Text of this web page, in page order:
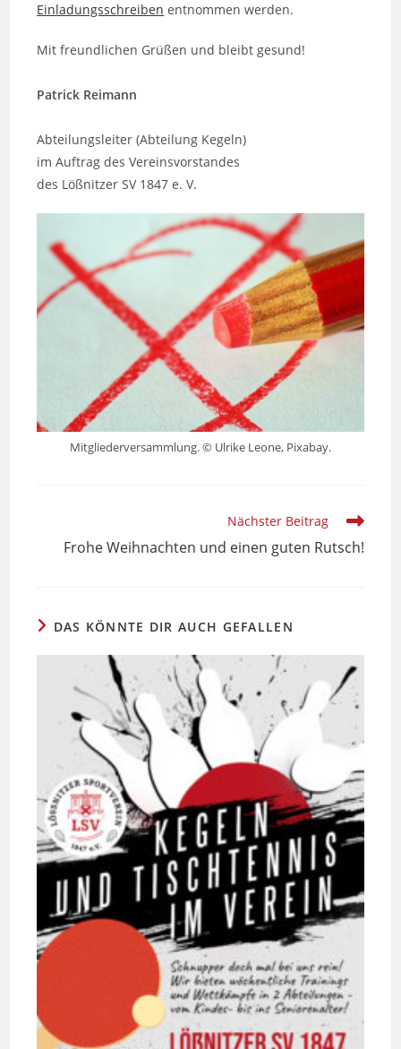
Einladungsschreiben entnommen werden.
Mit freundlichen Grüßen und bleibt gesund!
Patrick Reimann
Abteilungsleiter (Abteilung Kegeln)
im Auftrag des Vereinsvorstandes
des Lößnitzer SV 1847 e. V.
Mitgliederversammlung. © Ulrike Leone, Pixabay.
ansehen
Nächster Beitrag
Frohe Weihnachten und einen guten Rutsch!
DAS KÖNNTE DIR AUCH GEFALLEN